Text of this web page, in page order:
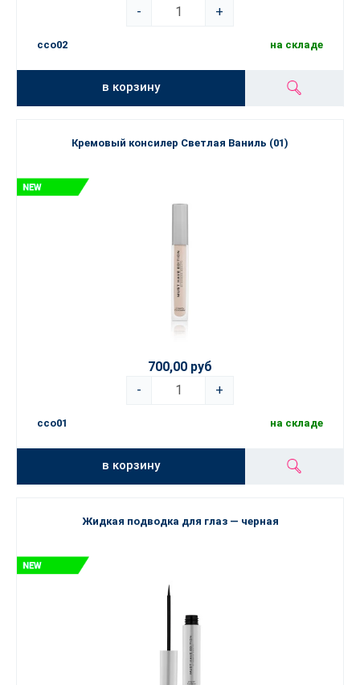
-
+
cco02 на складе
в корзину
Кремовый консилер Светлая Ваниль (01)
700,00 руб
-
+
cco01 на складе
в корзину
Жидкая подводка для глаз — черная